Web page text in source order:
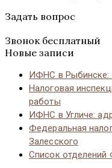
Задать вопрос
Звонок бесплатный
Новые записи
ИФНС в Рыбинске:
Налоговая
работы
ИФНС в Угличе:
Федеральная
Залесского
Список отделений